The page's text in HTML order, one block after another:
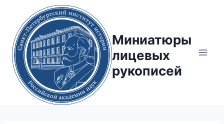
содержимому
Миниатюры
лицевых
рукописей